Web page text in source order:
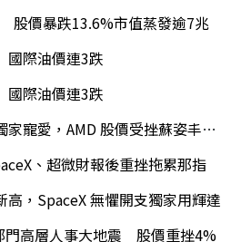
股價暴跌13.6%市值蒸發逾7兆
際油價連3跌
際油價連3跌
愛，AMD 股價受挫蘇姿丰淡定回應
、超微財報後重挫拖累那指
高，SpaceX 無懼開支獨家用輝達
門高層人事大地震 股價重挫4%